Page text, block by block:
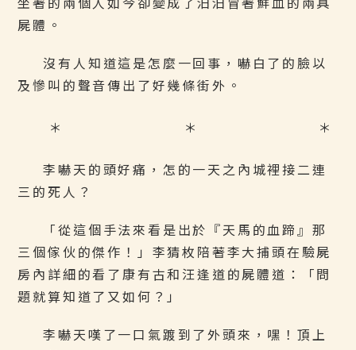
坐著的兩個人如今卻變成了汨汨冒著鮮血的兩具
屍體。
沒有人知道這是怎麼一回事，嚇白了的臉以
及慘叫的聲音傳出了好幾條街外。
＊ ＊ ＊
李嚇天的頭好痛，怎的一天之內城裡接二連
三的死人？
「從這個手法來看是出於『天馬的血蹄』那
三個傢伙的傑作！」李猜枚陪著李大捕頭在驗屍
房內詳細的看了康有古和汪逢道的屍體道：「問
題就算知道了又如何？」
李嚇天嘆了一口氣踱到了外頭來，嘿！頂上